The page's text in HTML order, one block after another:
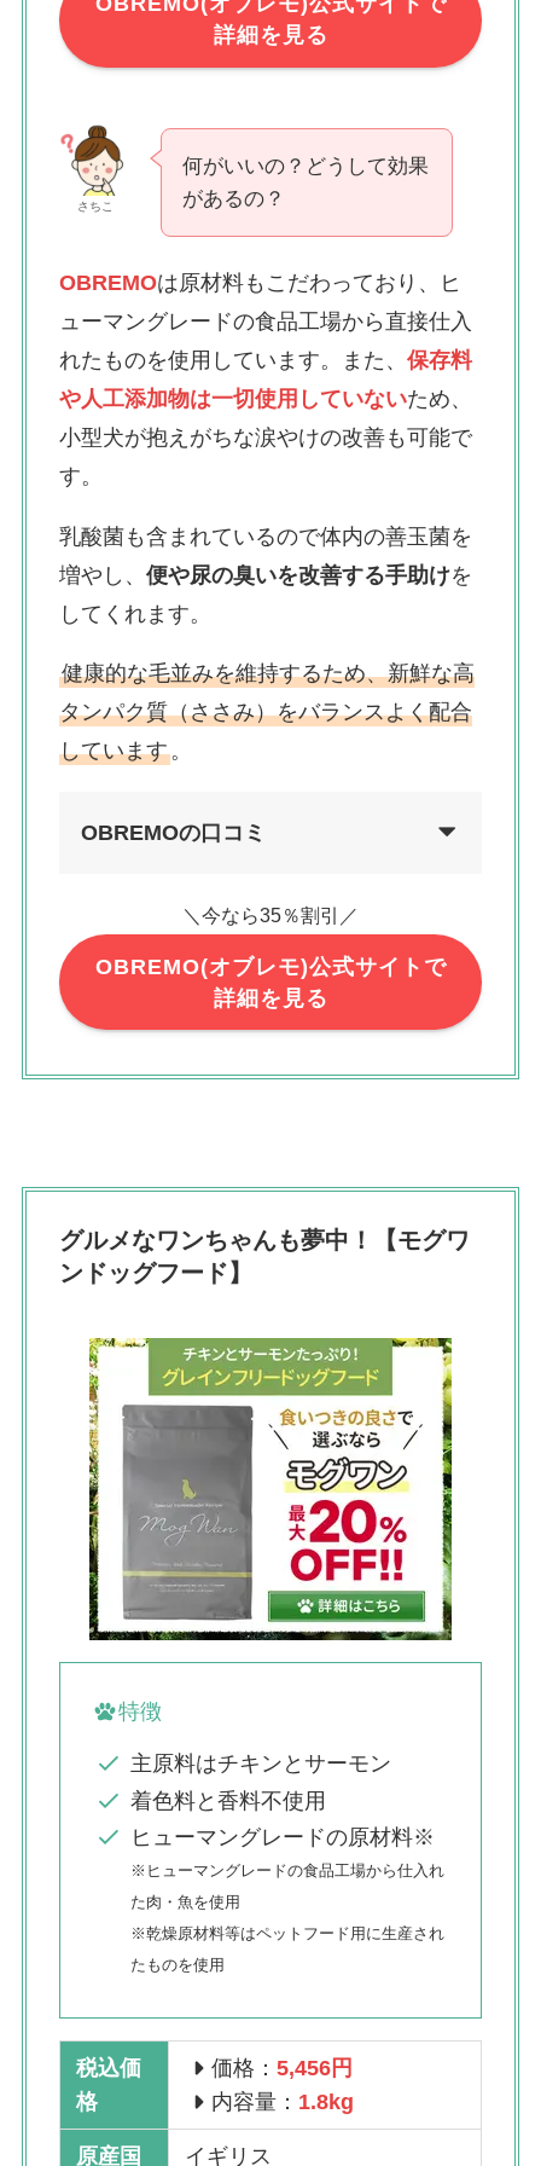
詳細を見る
さちこ
何がいいの？どうして効果
があるの？
OBREMOは原材料もこだわっており、ヒ
ューマングレードの食品工場から直接仕入
れたものを使用しています。また、 保存料
や人工添加物は一切使用していないため、
小型犬が抱えがちな涙やけの改善も可能で
す。
乳酸菌も含まれているので体内の善玉菌を
増やし、 便や尿の臭いを改善する手助けを
してくれます。
健康的な毛並みを維持するため、新鮮な高
タンパク質（ささみ）をバランスよく配合
しています。
OBREMOの口コミ
＼今なら35％割引／
OBREMO(オブレモ)公式サイトで
詳細を見る
グルメなワンちゃんも夢中！【モグワ
ンドッグフード】
特徴
主原料はチキンとサーモン
着色料と香料不使用
ヒューマングレードの原材料※
※ヒューマングレードの食品工場から仕入れ
た肉・魚を使用
※乾燥原材料等はペットフード用に生産され
たものを使用
税込価
格
価格： 5,456円
内容量： 1.8kg
原産国 イギリス